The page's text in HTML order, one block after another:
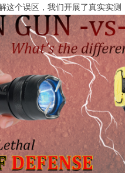
这个误区，我们开展了真实实测